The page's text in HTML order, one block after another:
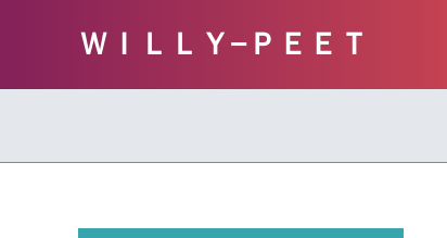
ＷＩＬＬＹ−ＰＥＥＴ